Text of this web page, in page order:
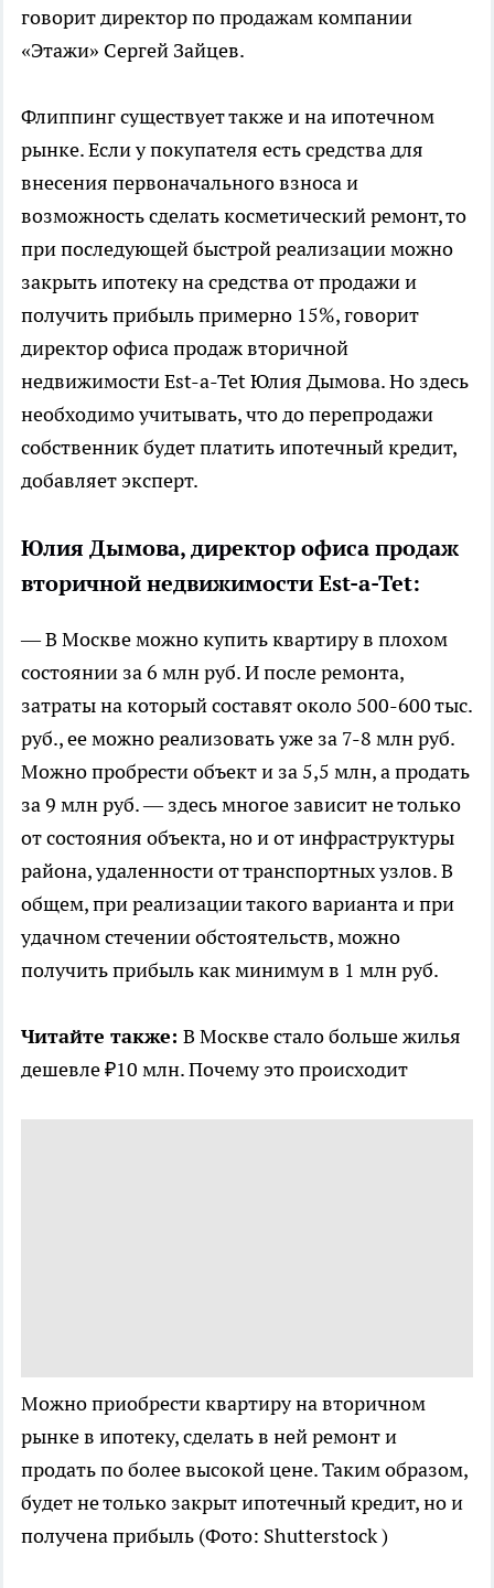
говорит директор по продажам компании
«Этажи» Сергей Зайцев.
Флиппинг существует также и на ипотечном
рынке. Если у покупателя есть средства для
внесения первоначального взноса и
возможность сделать косметический ремонт, то
при последующей быстрой реализации можно
закрыть ипотеку на средства от продажи и
получить прибыль примерно 15%, говорит
директор офиса продаж вторичной
недвижимости Est-a-Tet Юлия Дымова. Но здесь
необходимо учитывать, что до перепродажи
собственник будет платить ипотечный кредит,
добавляет эксперт.
Юлия Дымова, директор офиса продаж
вторичной недвижимости Est-a-Tet:
— В Москве можно купить квартиру в плохом
состоянии за 6 млн руб. И после ремонта,
затраты на который составят около 500-600 тыс.
руб., ее можно реализовать уже за 7-8 млн руб.
Можно пробрести объект и за 5,5 млн, а продать
за 9 млн руб. — здесь многое зависит не только
от состояния объекта, но и от инфраструктуры
района, удаленности от транспортных узлов. В
общем, при реализации такого варианта и при
удачном стечении обстоятельств, можно
получить прибыль как минимум в 1 млн руб.
Читайте также: В Москве стало больше жилья
дешевле ₽10 млн. Почему это происходит
Можно приобрести квартиру на вторичном
рынке в ипотеку, сделать в ней ремонт и
продать по более высокой цене. Таким образом,
будет не только закрыт ипотечный кредит, но и
получена прибыль (Фото: Shutterstock )